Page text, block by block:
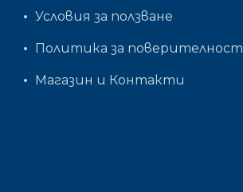
Условия за ползване
Политика за поверителност
Магазин и Контакти